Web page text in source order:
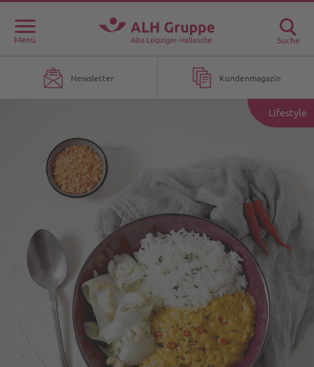
Menü Suche
Newsletter Kundenmagazin
Lifestyle